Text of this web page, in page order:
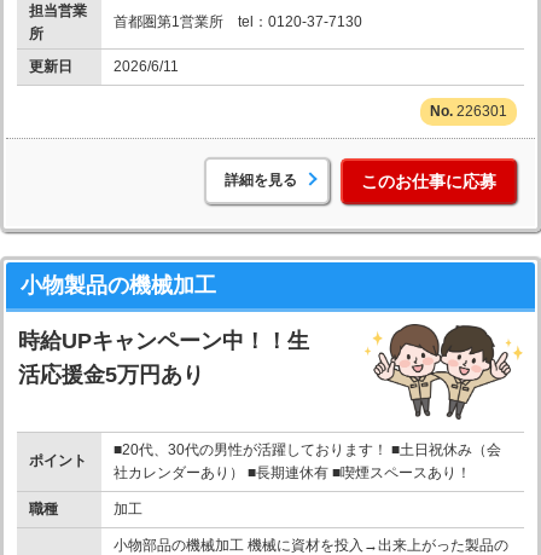
担当営業
所
首都圏第1営業所 tel：0120-37-7130
更新日 2026/6/11
226301
詳細を見る このお仕事に応募
小物製品の機械加工
時給UPキャンペーン中！！生
活応援金5万円あり
ポイント
■20代、30代の男性が活躍しております！ ■土日祝休み（会
社カレンダーあり） ■長期連休有 ■喫煙スペースあり！
職種 加工
小物部品の機械加工 機械に資材を投入→出来上がった製品の